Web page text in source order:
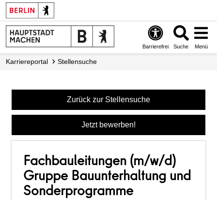
Barrierefrei Suche Menü
Karriereportal Stellensuche
Zurück zur Stellensuche
Jetzt bewerben!
Fachbauleitungen (m/w/d)
Gruppe Bauunterhaltung und
Sonderprogramme